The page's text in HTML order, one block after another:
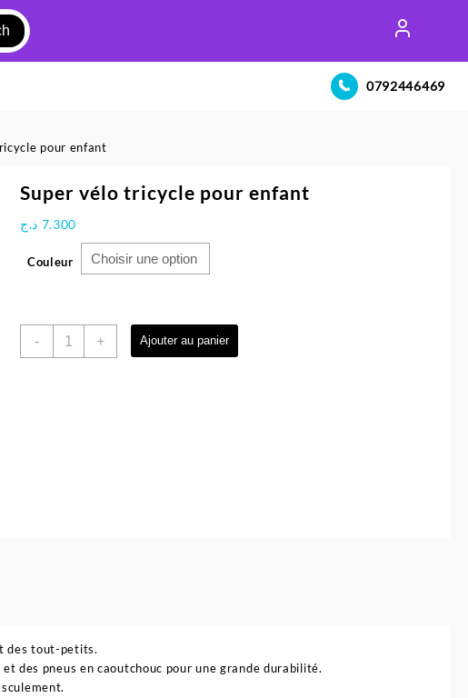
0792446469
pour enfant
Super vélo tricycle pour enfant
7.300 د.ج
Couleur
-
quantité + Ajouter au panier
des tout-petits.
des pneus en caoutchouc pour une grande durabilité.